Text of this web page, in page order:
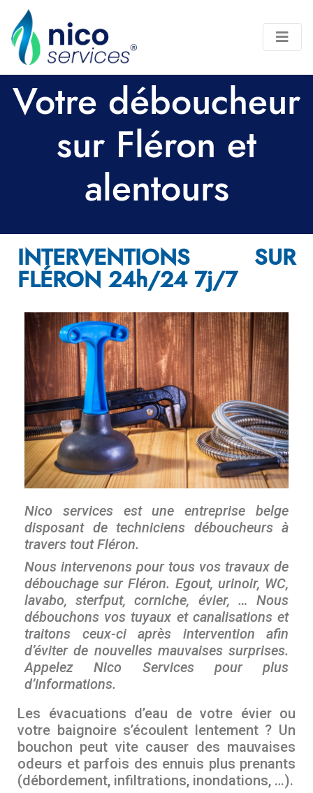
Votre déboucheur
sur Fléron et
alentours
INTERVENTIONS SUR
FLÉRON 24h/24 7j/7
Nico services est une entreprise belge
disposant de techniciens déboucheurs à
travers tout Fléron.
Nous intervenons pour tous vos travaux de
débouchage sur Fléron. Egout, urinoir, WC,
lavabo, sterfput, corniche, évier, … Nous
débouchons vos tuyaux et canalisations et
traitons ceux-ci après intervention afin
d’éviter de nouvelles mauvaises surprises.
Appelez Nico Services pour plus
d’informations.
Les évacuations d’eau de votre évier ou
votre baignoire s’écoulent lentement ? Un
bouchon peut vite causer des mauvaises
odeurs et parfois des ennuis plus prenants
(débordement, infiltrations, inondations, …).